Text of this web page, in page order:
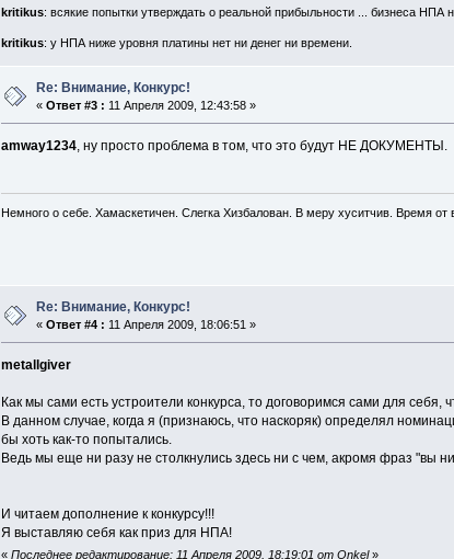
kritikus: всякие попытки утверждать о реальной прибыльности ... бизнеса
kritikus: у НПА ниже уровня платины нет ни денег ни времени.
Re: Внимание, Конкурс!
«Ответ #3 : 11 Апреля 2009, 12:43:58 »
amway1234, ну просто проблема в том, что это будут НЕ ДОКУМЕНТЫ.
Немного о себе. Хамаскетичен. Слегка Хизбалован. В меру хуситчив. Время
Re: Внимание, Конкурс!
«Ответ #4 : 11 Апреля 2009, 18:06:51 »
metallgiver
Как мы сами есть устроители конкурса, то договоримся сами для себя,
В данном случае, когда я (признаюсь, что наскоряк) определял
бы хоть как-то попытались.
Ведь мы еще ни разу не столкнулись здесь ни с чем, акромя фраз "вы
И читаем дополнение к конкурсу!!!
Я выставляю себя как приз для НПА!
« Последнее редактирование: 11 Апреля 2009, 18:19:01 от Onkel»